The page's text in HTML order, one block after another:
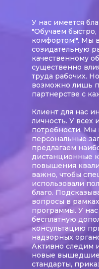
У нас имеется
"Обучаем быстро,
комфортом!". Мы
созидательную
качественному
существенно
труда рабочих.
возможно лишь
партнерстве с
Клиент для нас
личность. У всех
потребности. Мы
персональные
предлагаем
дистанционные
повышения
важно, чтобы
использовали
благо.
вопросы в
программы. У
бесплатную
консультацию
надзорных
Активно следим
новые вышедшие
стандарты,